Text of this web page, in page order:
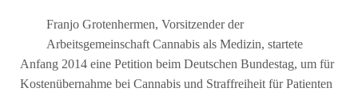
Franjo Grotenhermen, Vorsitzender der
Arbeitsgemeinschaft Cannabis als Medizin, startete
Anfang 2014 eine Petition beim Deutschen Bundestag, um für
Kostenübernahme bei Cannabis und Straffreiheit für Patienten